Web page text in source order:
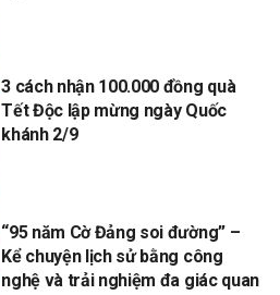
3 cách nhận 100.000 đồng quà
Tết Độc lập mừng ngày Quốc
khánh 2/9
“95 năm Cờ Đảng soi đường” –
Kể chuyện lịch sử bằng công
nghệ và trải nghiệm đa giác quan